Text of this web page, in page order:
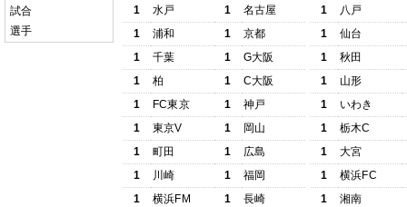
試合
選手
1
水戸 1
名古屋
1
浦和 1
京都
1
千葉 1
G大阪
1
柏 1
C大阪
1
FC東京 1
神戸
1
東京V 1
岡山
1
町田 1
広島
1
川崎 1
福岡
1
横浜FM 1 長崎
1
八戸
1
仙台
1
秋田
1
山形
1
いわき
1
栃木C
1
大宮
1
横浜FC
1
湘南